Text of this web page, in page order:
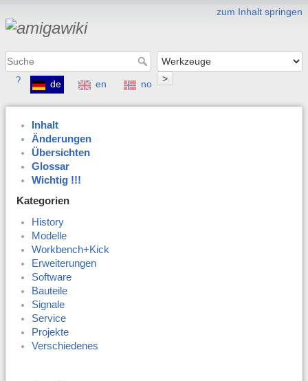
zum Inhalt springen
>
? de en no
Inhalt
Änderungen
Übersichten
Glossar
Wichtig !!!
Kategorien
History
Modelle
Workbench+Kick
Erweiterungen
Software
Bauteile
Signale
Service
Projekte
Verschiedenes